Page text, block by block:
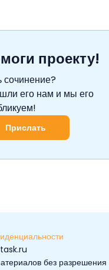
проекту!
сочинение?
его нам и мы его
Прислать
без